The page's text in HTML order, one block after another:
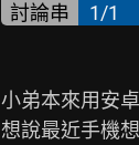
討論串 1/1
小弟本來用安
想說最近手機